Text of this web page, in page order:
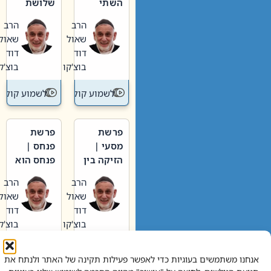
אנחנו משתמשים בעוגיות כדי לאפשר פעילות תקינה של האתר ולנתח את
וערב של
חיינו
הרב
שאול
דוד
בוצ'קו
לשמוע קול תורה – מדרש
האבות
הרב
שאול
דוד
בוצ'קו
לשמוע קול
פרשת
מסעי |
הזיקה בין
הגדול לעם הרב
שאול
דוד
בוצ'קו
לשמוע קול תורה – מדרש
פרשת
פנחס |
פנחס הוא
אליהו: בין
קנאות
הורסת
לקנאות
בונה
הרב
שאול
דוד
בוצ'קו
לשמוע קול